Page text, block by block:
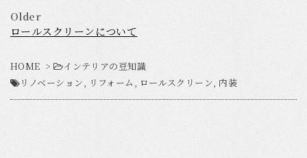
Older
ロールスクリーンについて
HOME >
インテリアの豆知識
リノベーション, リフォーム , ロールスクリーン, 内装